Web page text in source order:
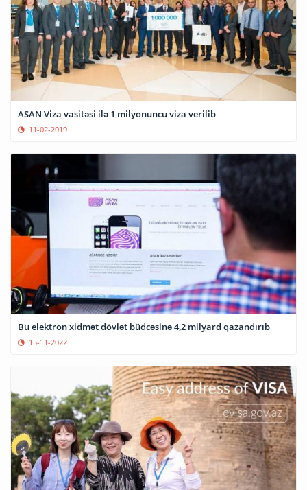
ASAN Viza vasitəsi ilə 1 milyonuncu viza verilib
11-02-2019
Bu elektron xidmət dövlət büdcəsinə 4,2 milyard qazandırıb
15-11-2022